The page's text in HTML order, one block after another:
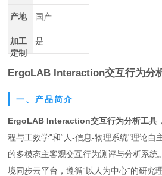
产地 国产
加工
定制
是
ErgoLAB Interaction交互行为分
一、产品简介
ErgoLAB Interaction交互行为分析工具
程与工效学"和“人-信息-物理系统"理论自
的多模态主客观交互行为测评与分析系统
境同步云平台，遵循“以人为中心"的研究